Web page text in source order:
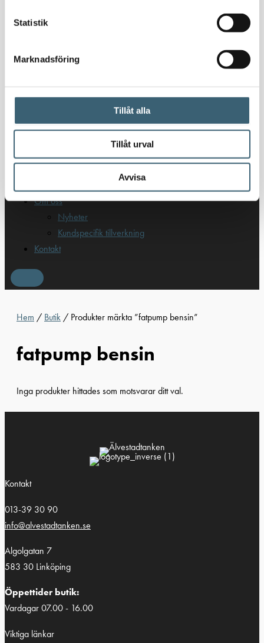
Statistik
Marknadsföring
Tillåt alla
Tillåt urval
Avvisa
Kem
Verkstad
Uppsamlingskärl för fat & IBC
Spilloljetankar & utrustning
Oljepumpar & tillbehör
Om oss
Nyheter
Kundspecifik tillverkning
Kontakt
Hem / Butik / Produkter märkta ”fatpump bensin”
fatpump bensin
Inga produkter hittades som motsvarar ditt val.
Kontakt
013-39 30 90
info@alvestadtanken.se
Algolgatan 7
583 30 Linköping
Öppettider butik:
Vardagar 07.00 - 16.00
Viktiga länkar